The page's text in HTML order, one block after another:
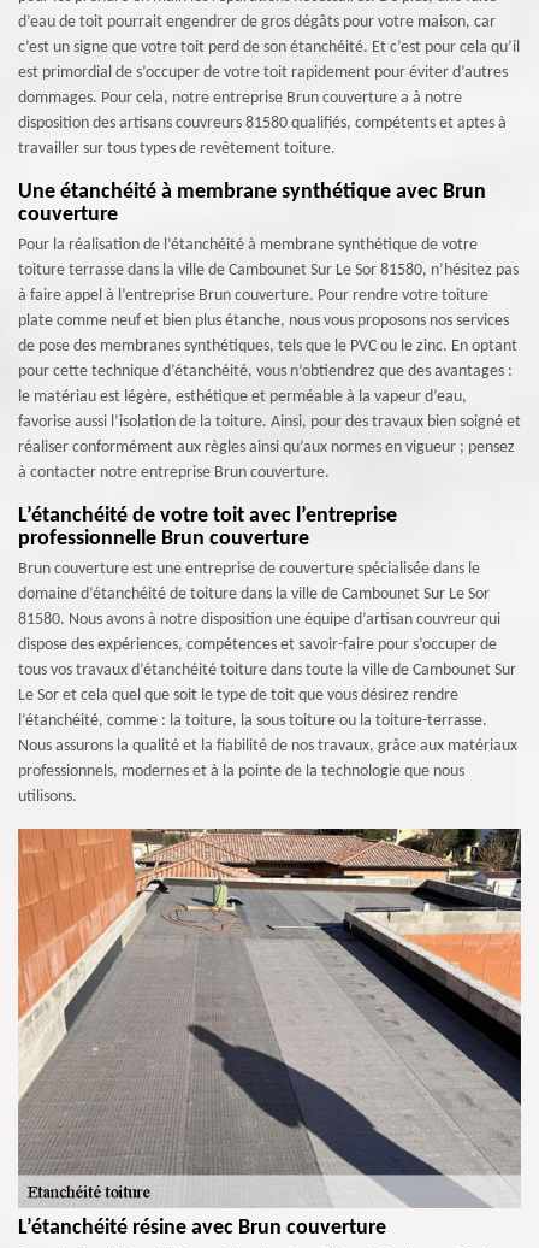
d’eau de toit pourrait engendrer de gros dégâts pour votre maison, car
c’est un signe que votre toit perd de son étanchéité. Et c’est pour cela qu’il
est primordial de s’occuper de votre toit rapidement pour éviter d’autres
dommages. Pour cela, notre entreprise Brun couverture a à notre
disposition des artisans couvreurs 81580 qualifiés, compétents et aptes à
travailler sur tous types de revêtement toiture.
Une étanchéité à membrane synthétique avec Brun
couverture
Pour la réalisation de l’étanchéité à membrane synthétique de votre
toiture terrasse dans la ville de Cambounet Sur Le Sor 81580, n’hésitez pas
à faire appel à l’entreprise Brun couverture. Pour rendre votre toiture
plate comme neuf et bien plus étanche, nous vous proposons nos services
de pose des membranes synthétiques, tels que le PVC ou le zinc. En optant
pour cette technique d’étanchéité, vous n’obtiendrez que des avantages :
le matériau est légère, esthétique et perméable à la vapeur d’eau,
favorise aussi l’isolation de la toiture. Ainsi, pour des travaux bien soigné et
réaliser conformément aux règles ainsi qu’aux normes en vigueur ; pensez
à contacter notre entreprise Brun couverture.
L’étanchéité de votre toit avec l’entreprise
professionnelle Brun couverture
Brun couverture est une entreprise de couverture spécialisée dans le
domaine d’étanchéité de toiture dans la ville de Cambounet Sur Le Sor
81580. Nous avons à notre disposition une équipe d’artisan couvreur qui
dispose des expériences, compétences et savoir-faire pour s’occuper de
tous vos travaux d’étanchéité toiture dans toute la ville de Cambounet Sur
Le Sor et cela quel que soit le type de toit que vous désirez rendre
l’étanchéité, comme : la toiture, la sous toiture ou la toiture-terrasse.
Nous assurons la qualité et la fiabilité de nos travaux, grâce aux matériaux
professionnels, modernes et à la pointe de la technologie que nous
utilisons.
L’étanchéité résine avec Brun couverture